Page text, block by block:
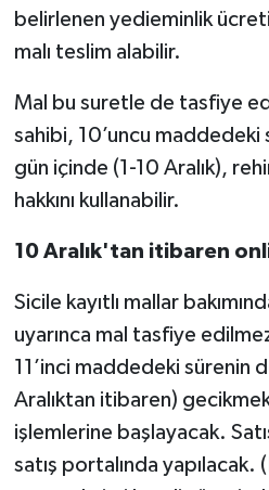
belirlenen yedieminlik
malı teslim alabilir.
Mal bu suretle de tasfiye
sahibi, 10’uncu
gün içinde (1-10 Aralık),
hakkını kullanabilir.
10 Aralık'tan itibaren
Sicile kayıtlı mallar
uyarınca mal tasfiye
11’inci maddedeki sürenin
Aralıktan itibaren)
işlemlerine başlayacak.
satış portalında